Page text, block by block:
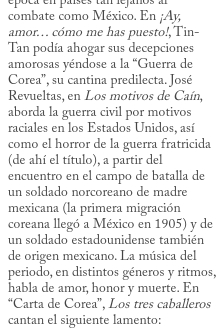
combate como México. En ¡Ay,
amor… cómo me has puesto!, Tin-
Tan podía ahogar sus decepciones
amorosas yéndose a la “Guerra de
Corea”, su cantina predilecta. José
Revueltas, en Los motivos de Caín,
aborda la guerra civil por motivos
raciales en los Estados Unidos, así
como el horror de la guerra fratricida
(de ahí el título), a partir del
encuentro en el campo de batalla de
un soldado norcoreano de madre
mexicana (la primera migración
coreana llegó a México en 1905) y de
un soldado estadounidense también
de origen mexicano. La música del
periodo, en distintos géneros y ritmos,
habla de amor, honor y muerte. En
“Carta de Corea”, Los tres caballeros
cantan el siguiente lamento: